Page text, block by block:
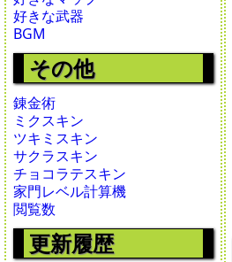
好きな武器
BGM
その他
錬金術
ミクスキン
ツキミスキン
サクラスキン
チョコラテスキン
家門レベル計算機
閲覧数
更新履歴